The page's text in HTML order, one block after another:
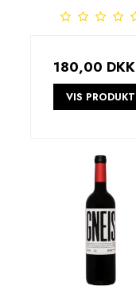
180,00 DKK
VIS PRODUKT